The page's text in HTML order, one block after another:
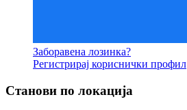
Заборавена лозинка?
Регистрирај кориснички профил
Станови по локација